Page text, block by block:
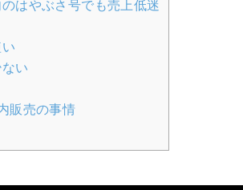
はやぶさ号でも売上低迷
い
販売の事情